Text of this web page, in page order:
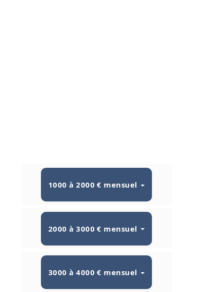
1000 à 2000 € mensuel
2000 à 3000 € mensuel
3000 à 4000 € mensuel